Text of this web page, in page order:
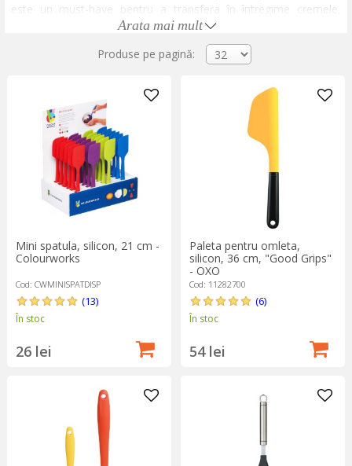
este un must-have pentru a transfera în întregime cremele,
glazurile și alte compoziții moi dintr-un vas în altul. Atenție! Acest
lucru poate provoca neplăceri printre pofticioșii obișnuiți să
curețe castroanele cu degetele :) Nu uita nici de spatula de
ustensile deosebit de utile în a-ți face viața mai dulce și mai
apetisantă.
Vei găsi în aceeași categorie o varietate mare de palete pentru
gătit, de la paletele de grătar pentru burgeri și legume, până la
paleta pentru tort și prăjituri, paleta pentru paste sau paleta de
pizza. Optează pentru palete de bucătărie din silicon sau bambus
pentru a proteja suprafața antiaderentă a vaselor de gătit și
mergi pe varianta clasică a inoxului dacă vasele sunt rezistente la
zgârieturi.
Arata mai mult
Produse pe pagină:
Mini spatula, silicon, 21 cm -
Colourworks
Cod: CWMINISPATDISP
(13)
În stoc
26 lei
Paleta pentru omleta,
silicon, 36 cm, "Good Grips"
- OXO
Cod: 11282700
(6)
În stoc
54 lei